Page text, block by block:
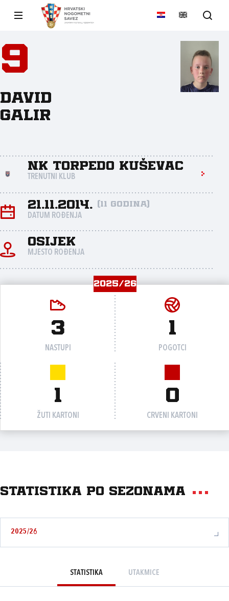
9
David
Galir
NK Torpedo Kuševac
TRENUTNI KLUB
21.11.2014. (11 godina)
DATUM ROĐENJA
Osijek
MJESTO ROĐENJA
2025/26
3
NASTUPI
1
POGOTCI
1
ŽUTI KARTONI
0
CRVENI KARTONI
Statistika po sezonama
2025/26
STATISTIKA UTAKMICE